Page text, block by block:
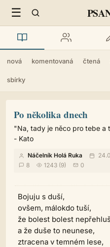
☰
nová komentovaná čtená
sbírky
Po několika dnech
"Na, tady je něco pro tebe a
- Kato
Náčelník Holá Ruka
8
1243 (9) 0
Bojuju s duší,
ovšem, málokdo tuší,
že bolest bolest
a že duše to neunese,
ztracena v temném lese,